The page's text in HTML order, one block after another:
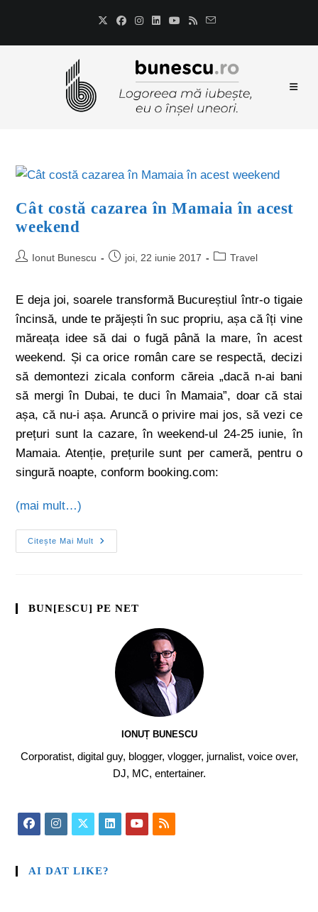
Cât costă cazarea în Mamaia în acest
weekend
Ionut Bunescu joi, 22 iunie 2017 Travel
E deja joi, soarele transformă Bucureștiul într-o tigaie
încinsă, unde te prăjești în suc propriu, așa că îți vine
măreața idee să dai o fugă până la mare, în acest
weekend. Și ca orice român care se respectă, decizi
să demontezi zicala conform căreia „dacă n-ai bani
să mergi în Dubai, te duci în Mamaia”, doar că stai
așa, că nu-i așa. Aruncă o privire mai jos, să vezi ce
prețuri sunt la cazare, în weekend-ul 24-25 iunie, în
Mamaia. Atenție, prețurile sunt per cameră, pentru o
singură noapte, conform booking.com:
(mai mult…)
Citește Mai Mult
BUN[ESCU] PE NET
IONUȚ BUNESCU
Corporatist, digital guy, blogger, vlogger, jurnalist, voice over,
DJ, MC, entertainer.
AI DAT LIKE?